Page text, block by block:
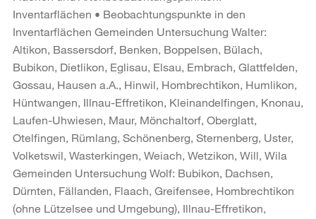
Inventarflächen • Beobachtungspunkte in den
Inventarflächen Gemeinden Untersuchung Walter:
Altikon, Bassersdorf, Benken, Boppelsen, Bülach,
Bubikon, Dietlikon, Eglisau, Elsau, Embrach, Glattfelden,
Gossau, Hausen a.A., Hinwil, Hombrechtikon, Humlikon,
Hüntwangen, Illnau-Effretikon, Kleinandelfingen, Knonau,
Laufen-Uhwiesen, Maur, Mönchaltorf, Oberglatt,
Otelfingen, Rümlang, Schönenberg, Sternenberg, Uster,
Volketswil, Wasterkingen, Weiach, Wetzikon, Will, Wila
Gemeinden Untersuchung Wolf: Bubikon, Dachsen,
Dürnten, Fällanden, Flaach, Greifensee, Hombrechtikon
(ohne Lützelsee und Umgebung), Illnau-Effretikon,